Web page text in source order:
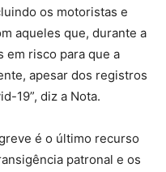
os motoristas e
aqueles que, durante a
em risco para que a
apesar dos registros
19”, diz a Nota.
é o último recurso
patronal e os